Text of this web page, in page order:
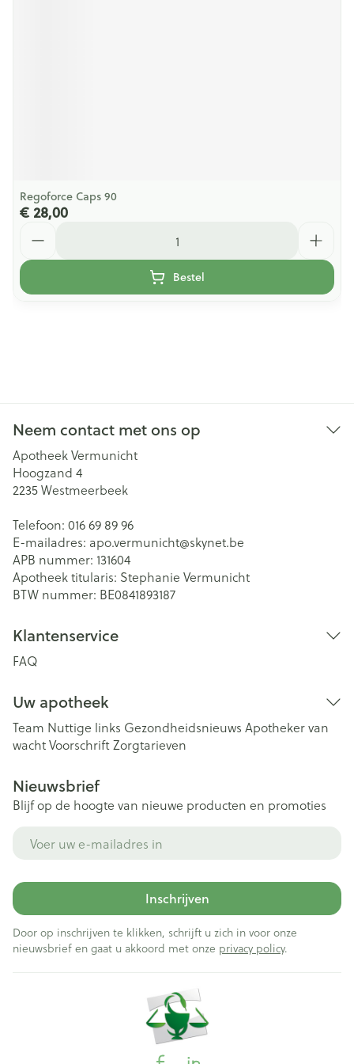
Regoforce Caps 90
€ 28,00
Bestel
Neem contact met ons op
Apotheek Vermunicht
Hoogzand 4
2235Westmeerbeek
Telefoon: 016 69 89 96
E-mailadres: apo.vermunicht@skynet.be
APB nummer: 131604
Apotheek titularis: Stephanie Vermunicht
BTW nummer: BE0841893187
Klantenservice
FAQ
Uw apotheek
Team Nuttige links Gezondheidsnieuws Apotheker van
wachtVoorschriftZorgtarieven
Nieuwsbrief
Blijf op de hoogte van nieuwe producten en promoties
Inschrijven
Door op inschrijven te klikken, schrijft u zich in voor onze
nieuwsbrief en gaat u akkoord met onze privacy policy.